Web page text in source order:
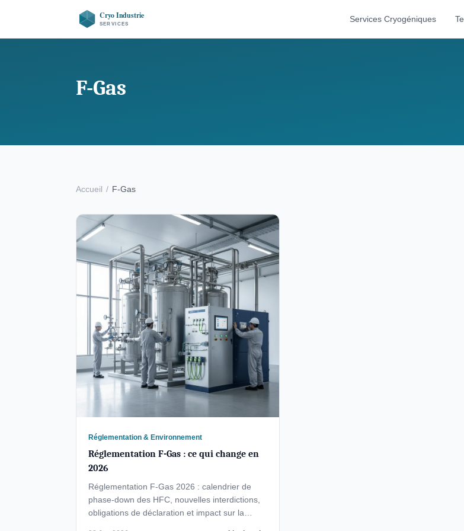
Services Cryogéniques
F-Gas
Accueil / F-Gas
Réglementation & Environnement
Réglementation F-Gas : ce qui change en
2026
Réglementation F-Gas 2026 : calendrier de
phase-down des HFC, nouvelles interdictions,
obligations de déclaration et impact sur la